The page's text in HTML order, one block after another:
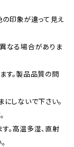
の印象が違って見え
なる場合がありま
す。製品品質の問
しないで下さい。
。高温多湿、直射